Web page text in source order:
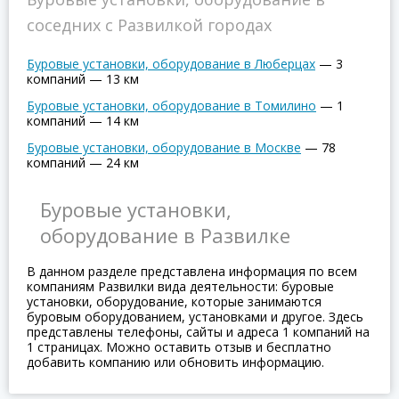
соседних с Развилкой городах
Буровые установки, оборудование в Люберцах — 3
компаний — 13 км
Буровые установки, оборудование в Томилино — 1
компаний — 14 км
Буровые установки, оборудование в Москве — 78
компаний — 24 км
Буровые установки,
оборудование в Развилке
В данном разделе представлена информация по всем
компаниям Развилки вида деятельности: буровые
установки, оборудование, которые занимаются
буровым оборудованием, установками и другое. Здесь
представлены телефоны, сайты и адреса 1 компаний на
1 страницах. Можно оставить отзыв и бесплатно
добавить компанию или обновить информацию.